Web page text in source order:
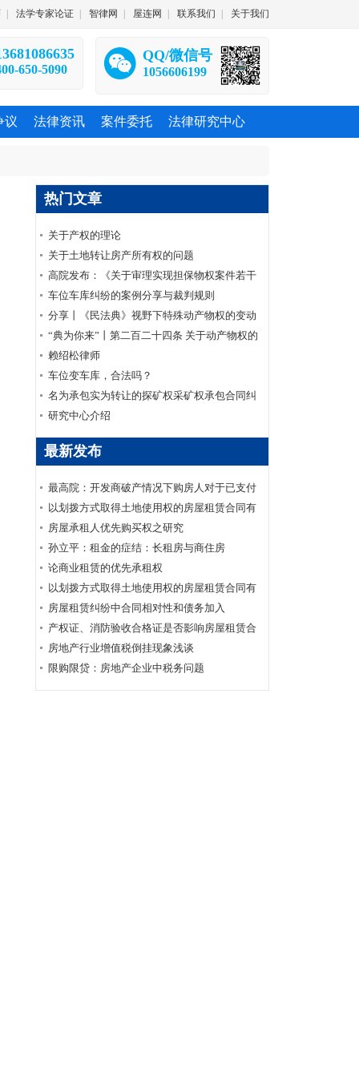
法学专家论证 智律网 屋连网 联系我们 关于我们
650-5090
QQ/微信号
1056606199
议 法律资讯 案件委托 法律研究中心
热门文章
关于产权的理论
关于土地转让房产所有权的问题
高院发布：《关于审理实现担保物权案件若干
问题的解答》
车位车库纠纷的案例分享与裁判规则
分享丨《民法典》视野下特殊动产物权的变动
与公示
“典为你来”丨第二百二十四条 关于动产物权的
变动以交付作为生效要件的原则性规定
赖绍松律师
车位变车库，合法吗？
名为承包实为转让的探矿权采矿权承包合同纠
纷案
研究中心介绍
最新发布
最高院：开发商破产情况下购房人对于已支付
购房款的商品房买卖合同可否要求继续履行？
以划拨方式取得土地使用权的房屋租赁合同有
效
房屋承租人优先购买权之研究
孙立平：租金的症结：长租房与商住房
论商业租赁的优先承租权
以划拨方式取得土地使用权的房屋租赁合同有
效
房屋租赁纠纷中合同相对性和债务加入
产权证、消防验收合格证是否影响房屋租赁合
同的效力
房地产行业增值税倒挂现象浅谈
限购限贷：房地产企业中税务问题